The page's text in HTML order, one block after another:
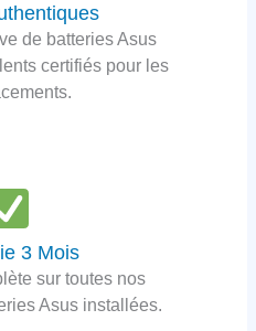
de batteries Asus
certifiés pour les
3 Mois
sur toutes nos
Asus installées.